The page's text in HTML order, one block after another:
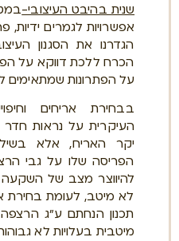
שנית בהיבט העיצובי-
אפשרויות לגמרים ידיות,
הגדרנו את הסגנון
הכרח ללכת דווקא על
על הפתרונות שמתאימים
בבחירת אריחים
העיקרית על נראות
יקר האריח, אלא
הפריסה שלו על גבי
להיווצר מצב של השקעה
לא מיטב, לעומת בחירת
תכנון הנחתם ע"ג
מיטבית בעלויות לא